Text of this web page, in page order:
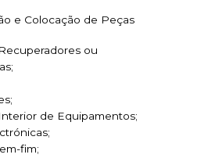
e Colocação de Peças
ou
de Equipamentos;
fim;